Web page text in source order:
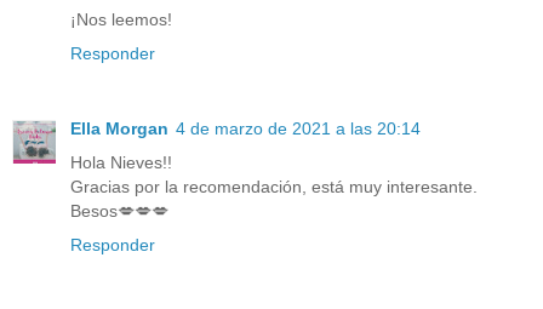
¡Nos leemos!
Responder
Ella Morgan 4 de marzo de 2021 a las 20:14
Hola Nieves!!
Gracias por la recomendación, está muy interesante.
Besos💋💋💋
Responder